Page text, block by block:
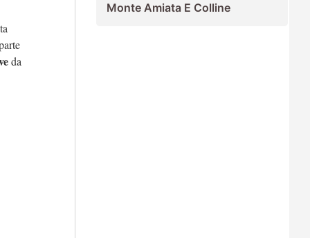
da
Monte Amiata E Colline